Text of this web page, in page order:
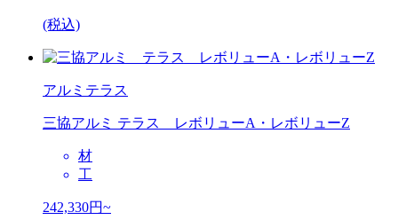
(税込)
アルミテラス
三協アルミ テラス レボリューA・レボリューZ
材
工
242,330円~